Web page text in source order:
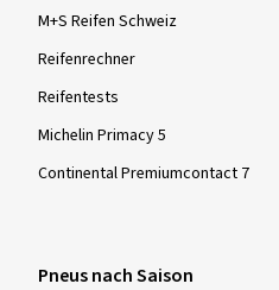
M+S Reifen Schweiz
Reifenrechner
Reifentests
Michelin Primacy 5
Continental Premiumcontact 7
Pneus nach Saison